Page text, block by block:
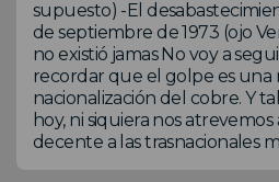
supuesto) -El
de septiembre de 1973 (ojo
no existió jamas No voy a
recordar que el golpe es una
nacionalización del cobre. Y
hoy, ni siquiera nos
decente a las trasnacionales